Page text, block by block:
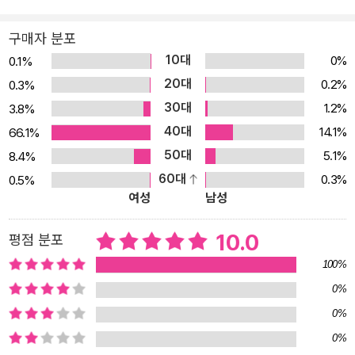
게 절대주의, 상대주의, 회의주의 세 가지로 나눈다. 서양 철학사의 흐
름을 가장 쉽게 이해하려면 이 세 가지 입장을 중심으로 큰 맥락을 파
악해야 한다. 르네상스와 함께 근대의 아침이 열렸다. 바야흐로 이성
의 시기가 시작된 것이다. 철학자들이 진리에 도달하는 방법을 탐구
한 결과 이성적 추론을 중요하게 여기는 합리론과 경험과 관찰을 우
선으로 생각하는 경험론이 발전했다. 이렇게 철학의 큰 두 줄기는 서
로 대립하면서 보완되었다. 마침내 칸트의 관념론이 합리론과 경험론
을 종합하여 길고 긴 논쟁을 정리하기에 이른다. 현대에 이르자 철학
에 깊이 내재된 거대 담론을 부수고자 했고, 사르트르를 비롯한 실존
주의자들은 이성이나 신이 아닌 인간 그 자체의 존재에 집중하고자
했다. 21세기는 다채로운 이념과 사상이 존중받는 것처럼 보인다. 그
러나 한편으로 현대인들은 획일화된 가치 안에서 무한 경쟁에 내몰리
고 남과 다른 생각은 갈등과 배제의 대상이 된다. 무한한 기술의 진보
를 경험하는 동시에 욕망과 권력 앞에서 무기력하게 주저앉기도 한
구매자 분포
0.1% 10대
0%
0.3%
20대
0.2%
3.8%
30대
1.2%
66.1%
40대
14.1%
8.4%
50대
5.1%
0.5%
60대
0.3%
여성
남성
평점 분포 10.0
100%
0%
0%
0%